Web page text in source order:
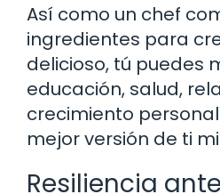
Así como un chef
ingredientes para
delicioso, tú puedes
educación, salud,
crecimiento
mejor versión de ti
Resiliencia ante